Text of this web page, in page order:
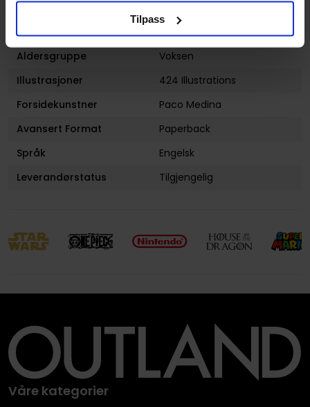
Tilpass
(dd.mm.yyyy)
Volum
1
Aldersgruppe
Voksen
Illustrasjoner
424 Illustrations
Forsidekunstner
Paco Medina
Avansert Format
Paperback
Språk
Engelsk
Leverandørstatus
Tilgjengelig
Våre kategorier